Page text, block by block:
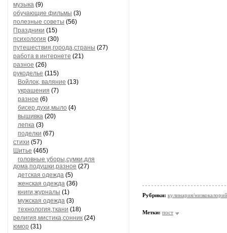
музыка (9)
обучающие фильмы (3)
полезные советы (56)
Праздники (15)
психология (30)
путешествия,города,страны (27)
работа в интернете (21)
разное (26)
рукоделье (115)
Войлок, валяние (13)
украшения (7)
разное (6)
бисер,духи,мыло (4)
вышивка (20)
лепка (3)
поделки (67)
стихи (57)
Шитье (465)
головные уборы,сумки,для
дома,подушки,разное (27)
детская одежда (5)
женская одежда (36)
книги,журналы (1)
мужская одежда (3)
технология,ткани (18)
религия,мистика,сонник (24)
юмор (31)
Рубрики: кулинария/
Метки: пост